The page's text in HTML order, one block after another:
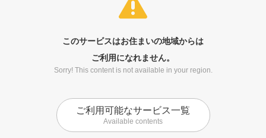
このサービスはお住まいの地域からは
ご利用になれません。
Sorry! This content is not available in your region.
ご利用可能なサービス一覧
Available contents